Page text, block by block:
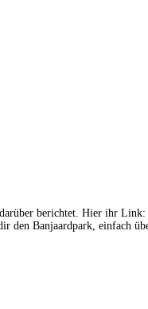
berichtet. Hier ihr Link:
den Banjaardpark, einfach